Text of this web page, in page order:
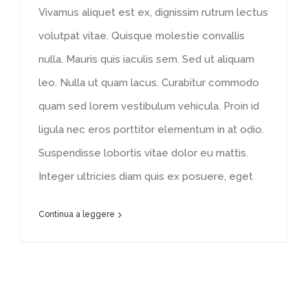
Vivamus aliquet est ex, dignissim rutrum lectus
volutpat vitae. Quisque molestie convallis
nulla. Mauris quis iaculis sem. Sed ut aliquam
leo. Nulla ut quam lacus. Curabitur commodo
quam sed lorem vestibulum vehicula. Proin id
ligula nec eros porttitor elementum in at odio.
Suspendisse lobortis vitae dolor eu mattis.
Integer ultricies diam quis ex posuere, eget
Continua a leggere